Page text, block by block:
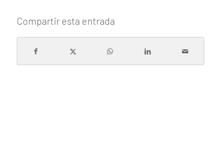
Compartir esta entrada